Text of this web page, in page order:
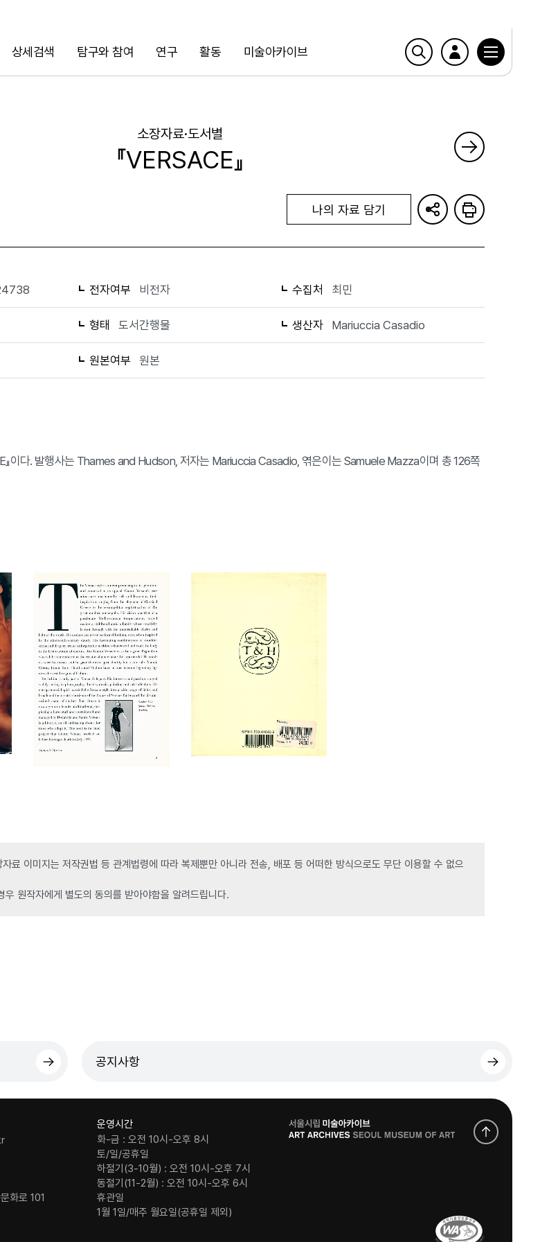
상세검색 탐구와 참여 연구 활동 미술아카이브
검색
소장자료·도서별
『VERSACE』
나의 자료 담기
전자여부 비전자 수집처 최민
형태 도서간행물 생산자 Mariuccia Casadio
원본여부 원본
』이다. 발행사는 Thames and Hudson, 저자는 Mariuccia Casadio, 엮은이는 Samuele Mazza이며 총 126쪽
료 이미지는 저작권법 등 관계법령에 따라 복제뿐만 아니라 전송, 배포 등 어떠한 방식으로도 무단 이용할 수 없으
우 원작자에게 별도의 동의를 받아야함을 알려드립니다.
공지사항
화로 101
운영시간
화-금 : 오전 10시-오후 8시
토/일/공휴일
하절기(3-10월) : 오전 10시-오후 7시
동절기(11-2월) : 오전 10시-오후 6시
휴관일
1월 1일/매주 월요일(공휴일 제외)
로
고